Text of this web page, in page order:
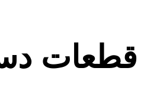
قطعات